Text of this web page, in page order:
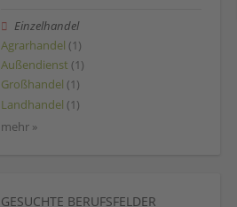
Einzelhandel
Agrarhandel (1)
Außendienst (1)
Großhandel (1)
Landhandel (1)
mehr »
GESUCHTE BERUFSFELDER